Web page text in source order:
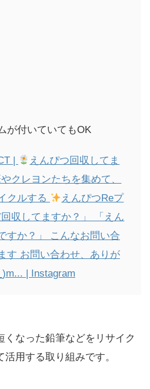
が付いていてもOK
|
えんぴつ回収してま
クレヨンたちを集めて、
クルする
えんぴつReプ
回収してますか？」 「えん
すか？」 こんなお問い合
す お問い合わせ、ありが
| Instagram
くなった鉛筆などをリサイク
用する取り組みです。